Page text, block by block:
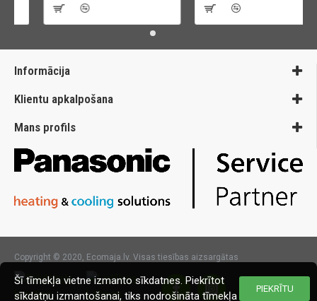
Informācija
Klientu apkalpošana
Mans profils
Copyright © 2020, Ecomaja.lv. Visas tiesības aizsargātas
PIEKRĪTU
Šī tīmekļa vietne izmanto sīkdatnes. Piekrītot
sīkdatņu izmantošanai, tiks nodrošināta tīmekļa